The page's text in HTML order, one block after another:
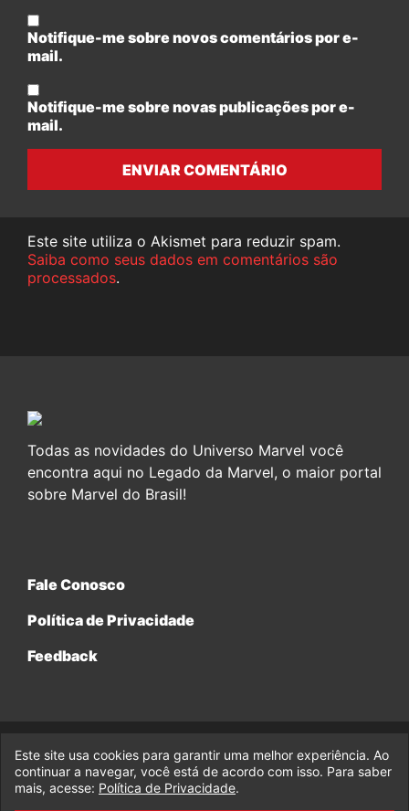
Notifique-me sobre novos comentários por e-
mail.
Notifique-me sobre novas publicações por e-
mail.
ENVIAR COMENTÁRIO
Este site utiliza o Akismet para reduzir spam.
Saiba como seus dados em comentários são
processados.
Todas as novidades do Universo Marvel você
encontra aqui no Legado da Marvel, o maior portal
sobre Marvel do Brasil!
Fale Conosco
Política de Privacidade
Feedback
© 2017-2026 Legado da Marvel, uma empresa da Legado
Enterprises.
Este site usa cookies para garantir uma melhor experiência. Ao
continuar a navegar, você está de acordo com isso. Para saber
mais, acesse: Política de Privacidade.